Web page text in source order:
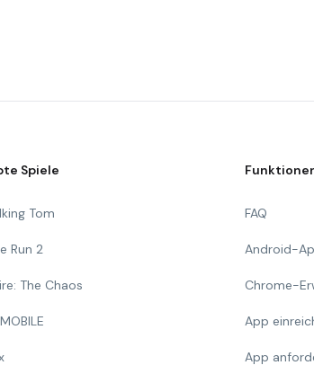
Spiele
Tom
Run 2
The Chaos
FAQ
Android-
Chrome-
App
App